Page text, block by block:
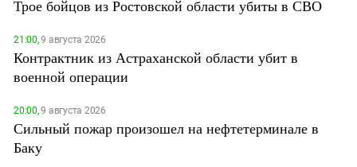
Трое бойцов из Ростовской области убиты в СВО
21:00,9 августа 2026
Контрактник из Астраханской области убит в
военной операции
20:00,9 августа 2026
Сильный пожар произошел на нефтетерминале в
Баку